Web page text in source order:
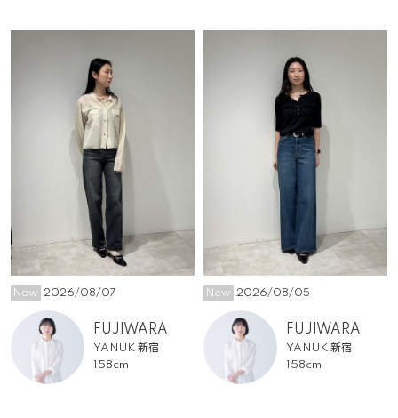
New 2026/08/07
FUJIWARA
YANUK 新宿
158cm
New 2026/08/05
FUJIWARA
YANUK 新宿
158cm